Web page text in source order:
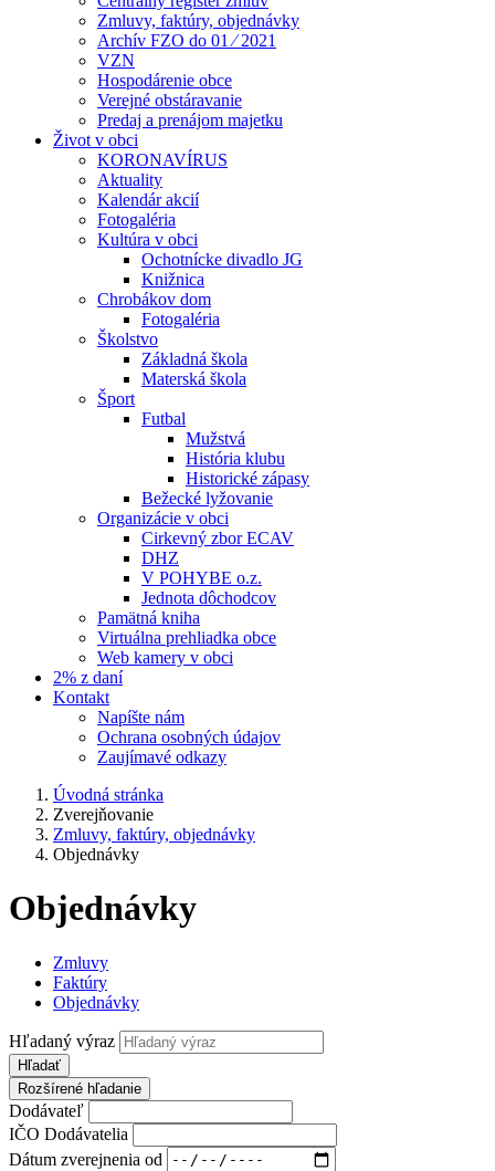
Zmluvy, faktúry, objednávky
Archív FZO do 01 ⁄ 2021
VZN
Hospodárenie obce
Verejné obstáravanie
Predaj a prenájom majetku
Život v obci
KORONAVÍRUS
Aktuality
Kalendár akcií
Fotogaléria
Kultúra v obci
Ochotnícke divadlo JG
Knižnica
Chrobákov dom
Fotogaléria
Školstvo
Základná škola
Materská škola
Šport
Futbal
Mužstvá
História klubu
Historické zápasy
Bežecké lyžovanie
Organizácie v obci
Cirkevný zbor ECAV
DHZ
V POHYBE o.z.
Jednota dôchodcov
Pamätná kniha
Virtuálna prehliadka obce
Web kamery v obci
2% z daní
Kontakt
Napíšte nám
Ochrana osobných údajov
Zaujímavé odkazy
Úvodná stránka
Zverejňovanie
Zmluvy, faktúry, objednávky
Objednávky
Objednávky
Zmluvy
Faktúry
Objednávky
Hľadaný výraz
Hľadať
Rozšírené hľadanie
Dodávateľ
IČO Dodávatelia
Dátum zverejnenia od